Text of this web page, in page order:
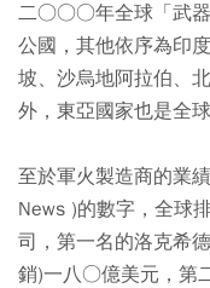
二○○○年全球「武器
公國，其他依序為印
坡、沙烏地阿拉伯、
外，東亞國家也是全
至於軍火製造商的業
News )的數字，全球
司，第一名的洛克希
銷)一八○億美元，第